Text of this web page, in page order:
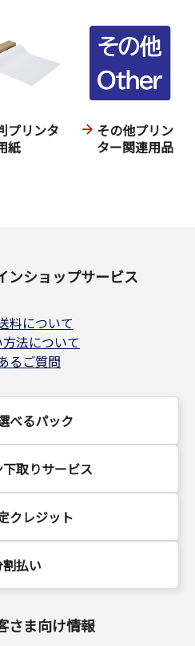
プリンタ
紙
その他プリン
ター関連用品
ンショップサービス
料について
法について
るご質問
べるパック
取りサービス
クレジット
払い
さま向け情報